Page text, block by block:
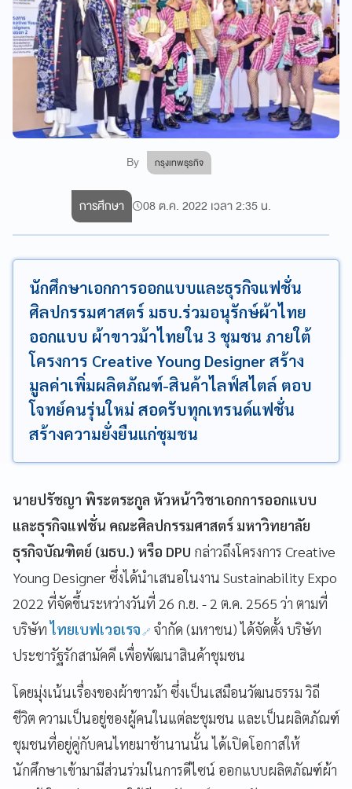
By กรุงเทพธุรกิจ
การศึกษา 08 ต.ค. 2022 เวลา 2:35 น.
นักศึกษาเอกการออกแบบและธุรกิจแฟชั่น
ศิลปกรรมศาสตร์ มธบ.ร่วมอนุรักษ์ผ้าไทย
ออกแบบ ผ้าขาวม้าไทยใน 3 ชุมชน ภายใต้
โครงการ Creative Young Designer สร้าง
มูลค่าเพิ่มผลิตภัณฑ์-สินค้าไลฟ์สไตล์ ตอบ
โจทย์คนรุ่นใหม่ สอดรับทุกเทรนด์แฟชั่น
สร้างความยั่งยืนแก่ชุมชน
นายปรัชญา พิระตระกูล หัวหน้าวิชาเอกการออกแบบ
และธุรกิจแฟชั่น คณะศิลปกรรมศาสตร์ มหาวิทยาลัย
ธุรกิจบัณฑิตย์ (มธบ.) หรือ DPU กล่าวถึงโครงการ Creative
Young Designer ซึ่งได้นำเสนอในงาน Sustainability Expo
2022 ที่จัดขึ้นระหว่างวันที่ 26 ก.ย. - 2 ต.ค. 2565 ว่า ตามที่
บริษัทไทยเบฟเวอเรจ จำกัด (มหาชน) ได้จัดตั้ง บริษัท
ประชารัฐรักสามัคคี เพื่อพัฒนาสินค้าชุมชน
โดยมุ่งเน้นเรื่องของผ้าขาวม้า ซึ่งเป็นเสมือนวัฒนธรรม วิถี
ชีวิต ความเป็นอยู่ของผู้คนในแต่ละชุมชน และเป็นผลิตภัณฑ์
ชุมชนที่อยู่คู่กับคนไทยมาช้านานนั้น ได้เปิดโอกาสให้
นักศึกษาเข้ามามีส่วนร่วมในการดีไซน์ ออกแบบผลิตภัณฑ์ผ้า